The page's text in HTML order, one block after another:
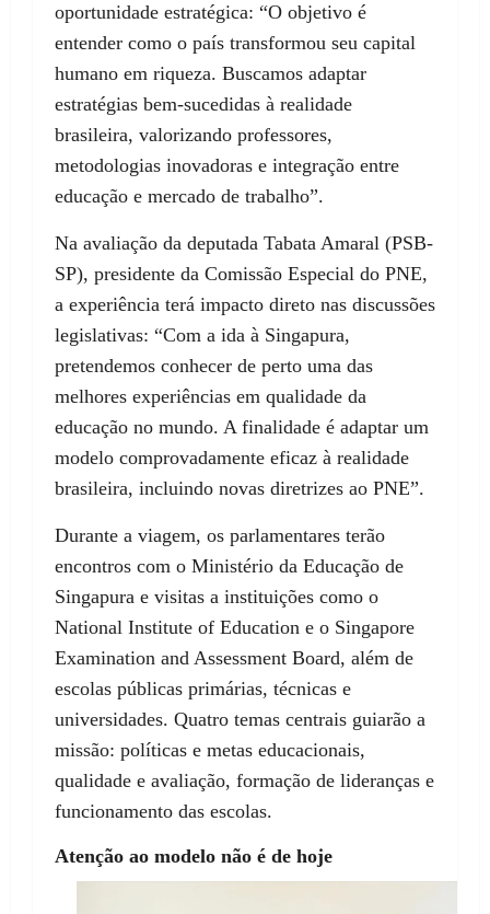
oportunidade estratégica: “O objetivo é
entender como o país transformou seu capital
humano em riqueza. Buscamos adaptar
estratégias bem-sucedidas à realidade
brasileira, valorizando professores,
metodologias inovadoras e integração entre
educação e mercado de trabalho”.
Na avaliação da deputada Tabata Amaral (PSB-
SP), presidente da Comissão Especial do PNE,
a experiência terá impacto direto nas discussões
legislativas: “Com a ida à Singapura,
pretendemos conhecer de perto uma das
melhores experiências em qualidade da
educação no mundo. A finalidade é adaptar um
modelo comprovadamente eficaz à realidade
brasileira, incluindo novas diretrizes ao PNE”.
Durante a viagem, os parlamentares terão
encontros com o Ministério da Educação de
Singapura e visitas a instituições como o
National Institute of Education e o Singapore
Examination and Assessment Board, além de
escolas públicas primárias, técnicas e
universidades. Quatro temas centrais guiarão a
missão: políticas e metas educacionais,
qualidade e avaliação, formação de lideranças e
funcionamento das escolas.
Atenção ao modelo não é de hoje